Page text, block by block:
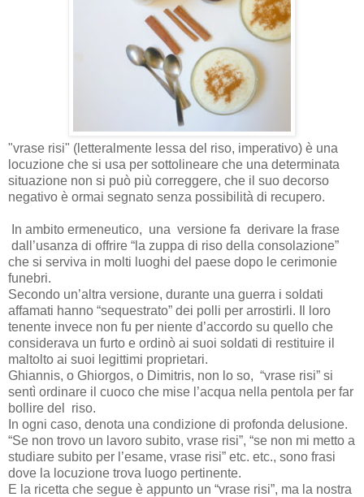
"vrase risi" (letteralmente lessa del riso, imperativo) è una
locuzione che si usa per sottolineare che una determinata
situazione non si può più correggere, che il suo decorso
negativo è ormai segnato senza possibilità di recupero.
In ambito ermeneutico, una versione fa derivare la frase
dall’usanza di offrire “la zuppa di riso della consolazione”
che si serviva in molti luoghi del paese dopo le cerimonie
funebri.
Secondo un’altra versione, durante una guerra i soldati
affamati hanno “sequestrato” dei polli per arrostirli. Il loro
tenente invece non fu per niente d’accordo su quello che
considerava un furto e ordinò ai suoi soldati di restituire il
maltolto ai suoi legittimi proprietari.
Ghiannis, o Ghiorgos, o Dimitris, non lo so, “vrase risi” si
sentì ordinare il cuoco che mise l’acqua nella pentola per far
bollire del riso.
In ogni caso, denota una condizione di profonda delusione.
“Se non trovo un lavoro subito, vrase risi”, “se non mi metto a
studiare subito per l’esame, vrase risi” etc. etc., sono frasi
dove la locuzione trova luogo pertinente.
E la ricetta che segue è appunto un “vrase risi”, ma la nostra